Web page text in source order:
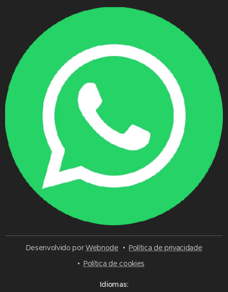
Desenvolvido porWebnode
Política de privacidade
Política de cookies
Idiomas